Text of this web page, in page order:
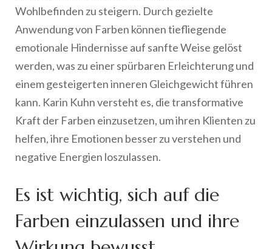
Wohlbefinden zu steigern. Durch gezielte
Anwendung von Farben können tiefliegende
emotionale Hindernisse auf sanfte Weise gelöst
werden, was zu einer spürbaren Erleichterung und
einem gesteigerten inneren Gleichgewicht führen
kann. Karin Kuhn versteht es, die transformative
Kraft der Farben einzusetzen, um ihren Klienten zu
helfen, ihre Emotionen besser zu verstehen und
negative Energien loszulassen.
Es ist wichtig, sich auf die
Farben einzulassen und ihre